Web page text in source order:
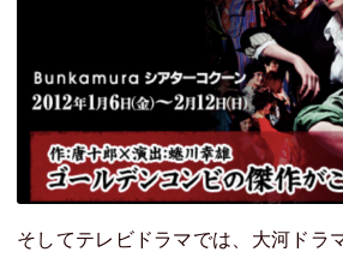
そしてテレビドラマでは、大河ドラ